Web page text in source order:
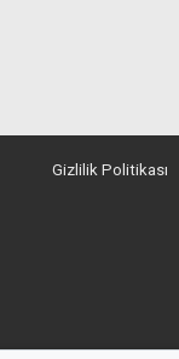
Gizlilik Politikası